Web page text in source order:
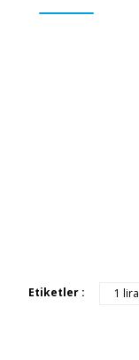
Etiketler : 1 lira